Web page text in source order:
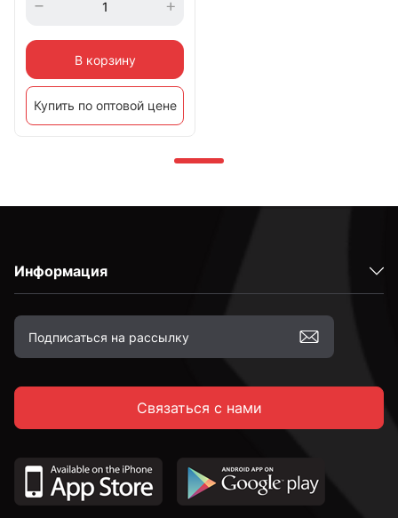
В корзину
Купить по оптовой цене
Информация
Связаться с нами